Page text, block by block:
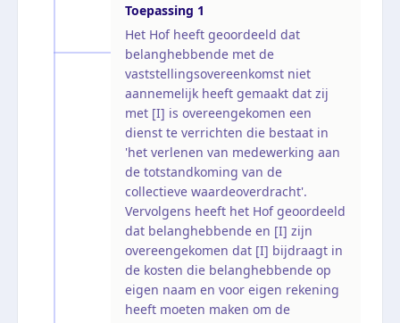
Toepassing 1
Het Hof heeft geoordeeld dat
belanghebbende met de
vaststellingsovereenkomst niet
aannemelijk heeft gemaakt dat zij
met [I] is overeengekomen een
dienst te verrichten die bestaat in
'het verlenen van medewerking aan
de totstandkoming van de
collectieve waardeoverdracht'.
Vervolgens heeft het Hof geoordeeld
dat belanghebbende en [I] zijn
overeengekomen dat [I] bijdraagt in
de kosten die belanghebbende op
eigen naam en voor eigen rekening
heeft moeten maken om de